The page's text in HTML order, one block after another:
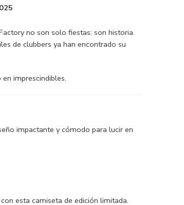
no son solo fiestas: son historia.
de clubbers ya han encontrado su
imprescindibles.
impactante y cómodo para lucir en
esta camiseta de edición limitada.